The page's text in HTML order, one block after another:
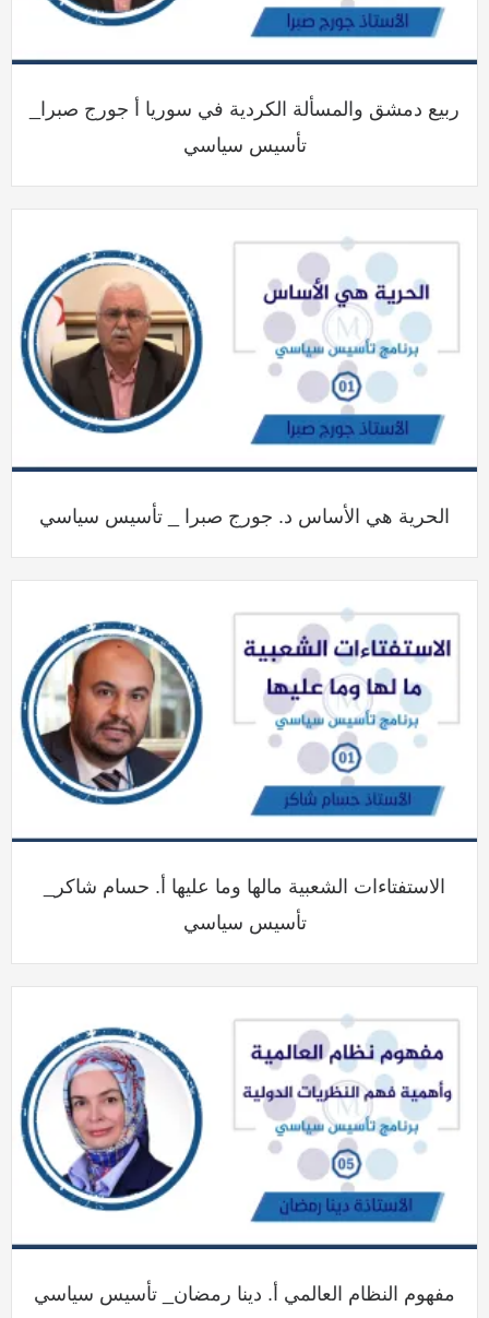
ربيع دمشق والمسألة الكردية في سوريا أ جورج صبرا_
تأسيس سياسي
الحرية هي الأساس د. جورج صبرا _ تأسيس سياسي
الاستفتاءات الشعبية مالها وما عليها أ. حسام شاكر_
تأسيس سياسي
مفهوم النظام العالمي أ. دينا رمضان_ تأسيس سياسي